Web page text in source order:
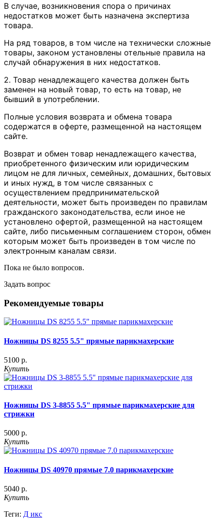
В случае, возникновения спора о причинах
недостатков может быть назначена экспертиза
товара.
На ряд товаров, в том числе на технически сложные
товары, законом установлены отельные правила на
случай обнаружения в них недостатков.
2. Товар ненадлежащего качества должен быть
заменен на новый товар, то есть на товар, не
бывший в употреблении.
Полные условия возврата и обмена товара
содержатся в оферте, размещенной на настоящем
сайте.
Возврат и обмен товар ненадлежащего качества,
приобретенного физическим или юридическим
лицом не для личных, семейных, домашних, бытовых
и иных нужд, в том числе связанных с
осуществлением предпринимательской
деятельности, может быть произведен по правилам
гражданского законодательства, если иное не
установлено офертой, размещенной на настоящем
сайте, либо письменным соглашением сторон, обмен
которым может быть произведен в том числе по
электронным каналам связи.
Пока не было вопросов.
Задать вопрос
Рекомендуемые товары
Ножницы DS 8255 5.5" прямые парикмахерские
5100 р.
Купить
Ножницы DS 3-8855 5.5" прямые парикмахерские для
стрижки
5000 р.
Купить
Ножницы DS 40970 прямые 7.0 парикмахерские
5040 р.
Купить
Теги: Д икс